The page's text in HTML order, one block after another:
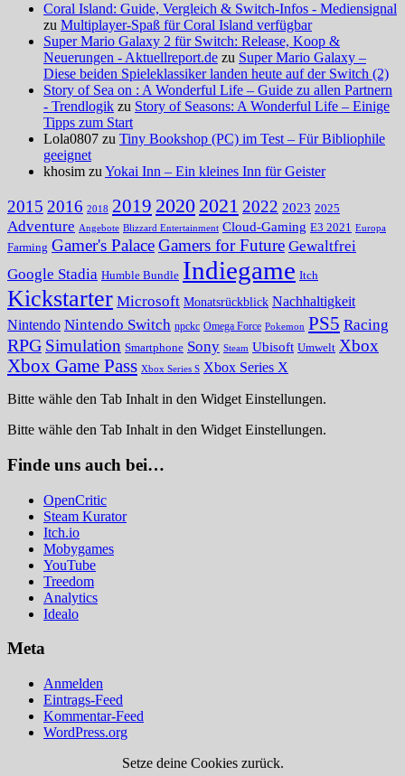
Coral Island: Guide, Vergleich & Switch-Infos - Mediensignal
zu Multiplayer-Spaß für Coral Island verfügbar
Super Mario Galaxy 2 für Switch: Release, Koop &
Neuerungen - Aktuellreport.de zu Super Mario Galaxy –
Diese beiden Spieleklassiker landen heute auf der Switch (2)
Story of Sea on : A Wonderful Life – Guide zu allen Partnern
- Trendlogik zu Story of Seasons: A Wonderful Life – Einige
Tipps zum Start
Lola0807 zu Tiny Bookshop (PC) im Test – Für Bibliophile
geeignet
khosim zu Yokai Inn – Ein kleines Inn für Geister
2015 2016 2018 2019 2020 2021 2022 2023 2025
Adventure Angebote Blizzard Entertainment Cloud-Gaming E3 2021 Europa
Farming Gamer's PalaceGamers for Future Gewaltfrei
Google Stadia Humble Bundle Indiegame Itch
Kickstarter Microsoft Monatsrückblick Nachhaltigkeit
Nintendo Nintendo Switch npckc Omega Force Pokemon PS5 Racing
RPG Simulation Smartphone Sony Steam Ubisoft Umwelt Xbox
Xbox Game Pass Xbox Series S Xbox Series X
Bitte wähle den Tab Inhalt in den Widget Einstellungen.
Bitte wähle den Tab Inhalt in den Widget Einstellungen.
Finde uns auch bei…
OpenCritic
Steam Kurator
Itch.io
Mobygames
YouTube
Treedom
Analytics
Idealo
Meta
Anmelden
Eintrags-Feed
Kommentar-Feed
WordPress.org
Setze deine Cookies zurück.